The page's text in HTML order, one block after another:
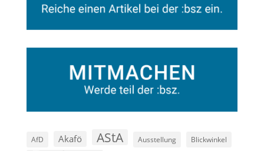
AfD Akafö AStA Ausstellung Blickwinkel